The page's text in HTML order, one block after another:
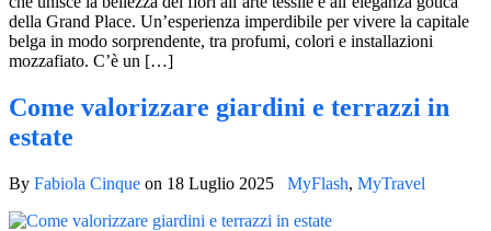
della Grand Place. Un’esperienza imperdibile per vivere la capitale
belga in modo sorprendente, tra profumi, colori e installazioni
mozzafiato. C’è un […]
Come valorizzare giardini e terrazzi in
estate
By Fabiola Cinque on 18 Luglio 2025 MyFlash, MyTravel